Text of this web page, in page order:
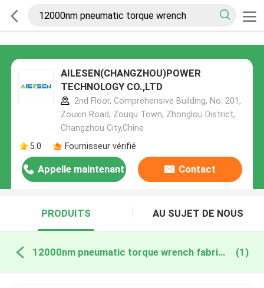
AILESEN(CHANGZHOU)POWER
TECHNOLOGY CO.,LTD
2nd Floor, Comprehensive Building, No. 201,
Zouxin Road, Zouqu Town, Zhonglou District,
Changzhou City,Chine
5.0
Fournisseur vérifié
Appelle maintenant Contact
PRODUITS AU SUJET DE NOUS
12000nm pneumatic torque wrench fabrication en ligne (1)